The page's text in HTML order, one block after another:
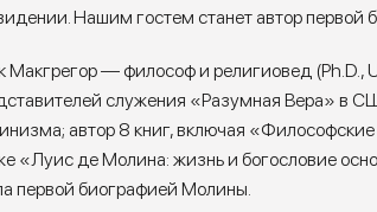
Нашим гостем станет автор
Макгрегор — философ и религиовед (Ph.D.,
служения «Разумная Вера» в
автор 8 книг, включая
«Луис де Молина: жизнь и богословие
первой биографией Молины.